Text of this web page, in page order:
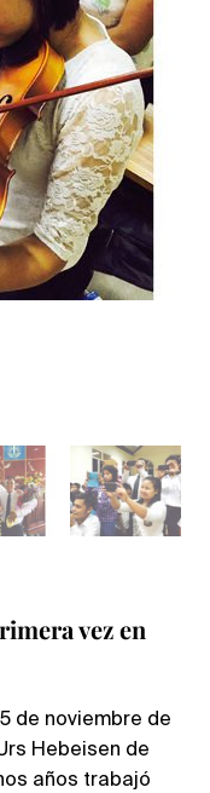
vez en
de noviembre de
Hebeisen de
años trabajó